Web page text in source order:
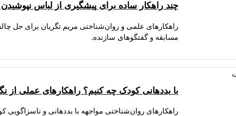
چند راهکار ساده برای پیشگیری از لباس
راهکارهای علمی و روان‌شناختی مریم تگریان برای حل
مسابقه و گفتگوهای سازنده.
با بددهانی کودک چه کنیم؟ راهکارهای عملی از
راهکارهای روان‌شناختی مواجهه با بددهانی و